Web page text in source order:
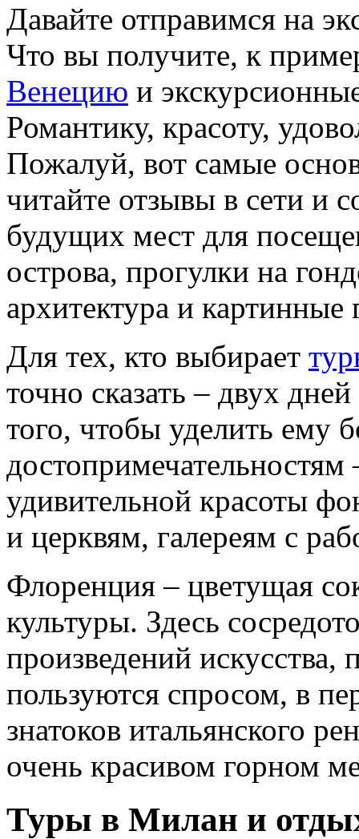
Давайте отправимся на
Что вы получите, к
Венецию и
Романтику, красоту,
Пожалуй, вот самые
читайте отзывы в сети и
будущих мест для
острова, прогулки на
архитектура и картинные
Для тех, кто выбирает
точно сказать – двух
того, чтобы уделить ему
удивительной красоты
и церквям, галереям с
Флоренция – цветущая
культуры. Здесь
произведений искусства,
пользуются спросом, в
знатоков итальянского
очень красивом горном
Туры в Милан и